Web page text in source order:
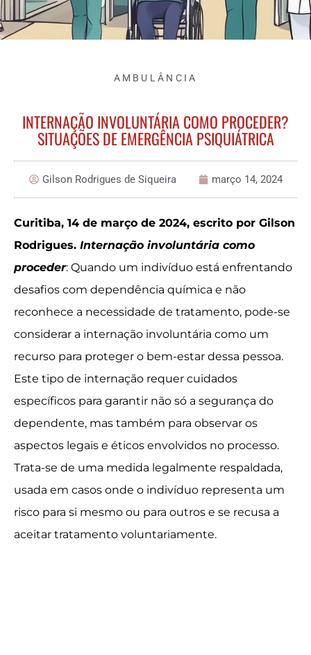
AMBULÂNCIA
INTERNAÇÃO INVOLUNTÁRIA COMO PROCEDER?
SITUAÇÕES DE EMERGÊNCIA PSIQUIÁTRICA
Gilson Rodrigues de Siqueira março 14, 2024
Curitiba, 14 de março de 2024, escrito por Gilson
Rodrigues. Internação involuntária como
proceder: Quando um indivíduo está enfrentando
desafios com dependência química e não
reconhece a necessidade de tratamento, pode-se
considerar a internação involuntária como um
recurso para proteger o bem-estar dessa pessoa.
Este tipo de internação requer cuidados
específicos para garantir não só a segurança do
dependente, mas também para observar os
aspectos legais e éticos envolvidos no processo.
Trata-se de uma medida legalmente respaldada,
usada em casos onde o indivíduo representa um
risco para si mesmo ou para outros e se recusa a
aceitar tratamento voluntariamente.